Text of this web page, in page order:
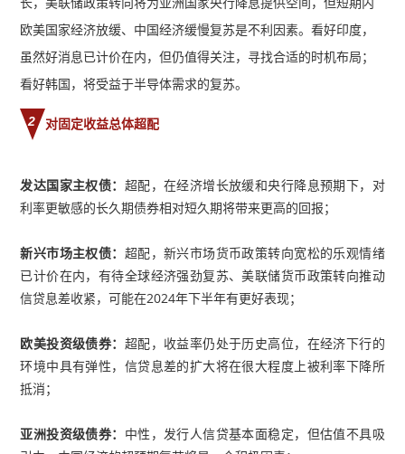
欧美国家经济放缓、中国经济缓慢复苏是不利因素。看好印度，
虽然好消息已计价在内，但仍值得关注，寻找合适的时机布局；
看好韩国，将受益于半导体需求的复苏。
2 对固定收益总体超配
发达国家主权债： 超配，在经济增长放缓和央行降息预期下，对
利率更敏感的长久期债券相对短久期将带来更高的回报；
新兴市场主权债： 超配，新兴市场货币政策转向宽松的乐观情绪
已计价在内，有待全球经济强劲复苏、美联储货币政策转向推动
信贷息差收紧，可能在2024年下半年有更好表现；
欧美投资级债券： 超配，收益率仍处于历史高位，在经济下行的
环境中具有弹性，信贷息差的扩大将在很大程度上被利率下降所
抵消；
亚洲投资级债券： 中性，发行人信贷基本面稳定，但估值不具吸